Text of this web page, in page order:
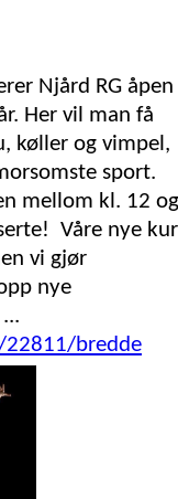
Njård RG åpen
Her vil man få
køller og vimpel,
sport.
mellom kl. 12 og
Våre nye
vi gjør
nye
bredde